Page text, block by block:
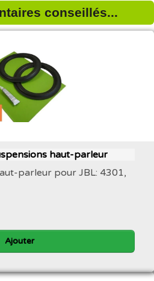
conseillés...
haut-parleur
parleur pour JBL: 4301,
Ajouter